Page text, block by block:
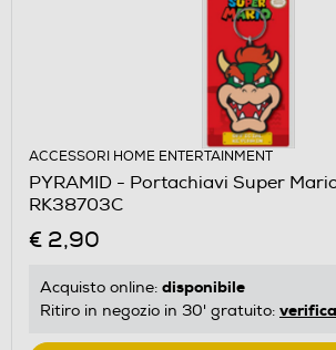
ACCESSORI HOME ENTERTAINMENT
PYRAMID - Portachiavi Super
RK38703C
€ 2,90
Acquisto online: disponibile
Ritiro in negozio in 30' gratuito: verifica